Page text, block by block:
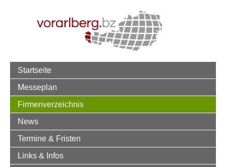
Startseite
Messeplan
Firmenverzeichnis
News
Termine & Fristen
Links & Infos